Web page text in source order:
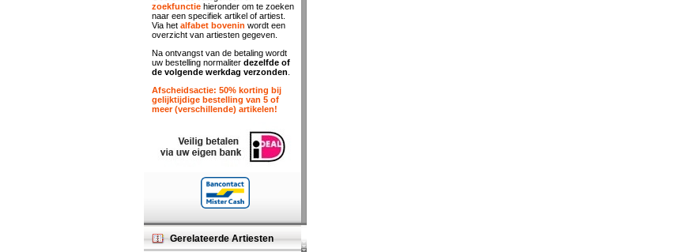
zoekfunctie hieronder om te zoeken
naar een specifiek artikel of artiest.
Via het alfabet bovenin wordt een
overzicht van artiesten gegeven.
Na ontvangst van de betaling wordt
uw bestelling normaliter dezelfde of
de volgende werkdag verzonden
Afscheidsactie: 50% korting bij
gelijktijdige bestelling van 5 of
meer (verschillende) artikelen!
Gerelateerde Artiesten